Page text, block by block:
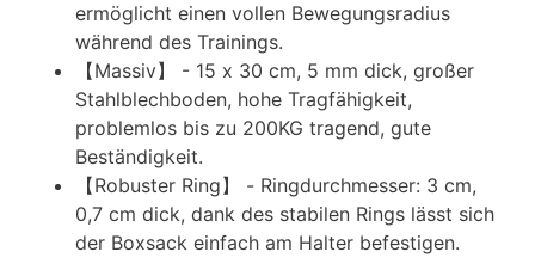
ermöglicht einen vollen Bewegungsradius
während des Trainings.
【Massiv】 - 15 x 30 cm, 5 mm dick, großer
Stahlblechboden, hohe Tragfähigkeit,
problemlos bis zu 200KG tragend, gute
Beständigkeit.
【Robuster Ring】 - Ringdurchmesser: 3 cm,
0,7 cm dick, dank des stabilen Rings lässt sich
der Boxsack einfach am Halter befestigen.